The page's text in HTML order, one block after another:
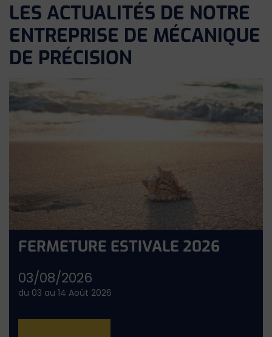
LES ACTUALITÉS DE NOTRE
ENTREPRISE DE MÉCANIQUE
DE PRÉCISION
FERMETURE ESTIVALE 2026
03/08/2026
du 03 au 14 Août 2026